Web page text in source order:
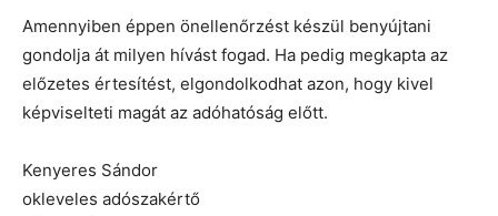
Amennyiben éppen önellenőrzést készül benyújtani
gondolja át milyen hívást fogad. Ha pedig megkapta az
előzetes értesítést, elgondolkodhat azon, hogy kivel
képviselteti magát az adóhatóság előtt.
Kenyeres Sándor
okleveles adószakértő